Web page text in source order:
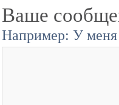
Ваше
Например: У меня